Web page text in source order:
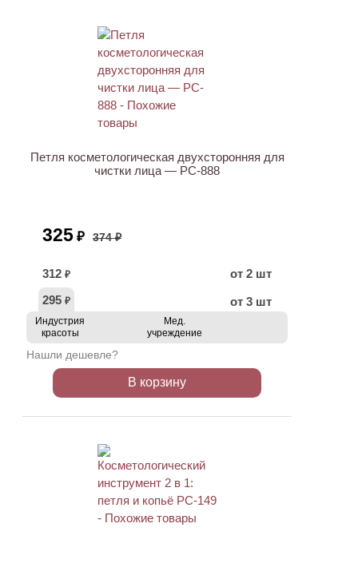
Петля косметологическая двухсторонняя для
чистки лица — PC-888
325 ₽ 374 ₽
312 ₽
от 2 шт
295 ₽ от 3 шт
Индустрия
красоты
Мед.
учреждение
Нашли дешевле?
В корзину